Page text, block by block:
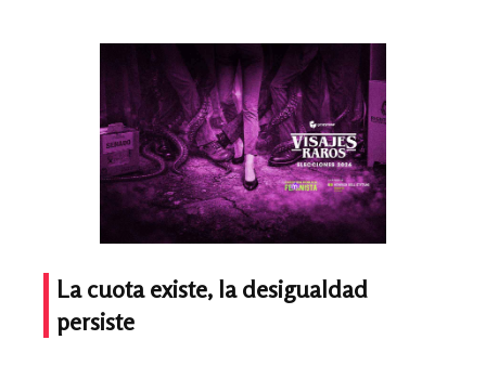
La cuota existe, la desigualdad
persiste